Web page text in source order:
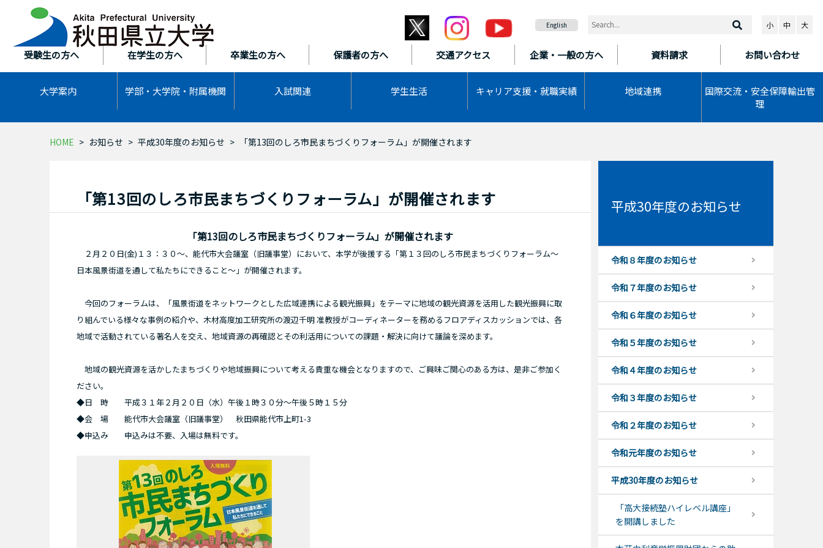
受験生の方へ 在学生の方へ 卒業生の方へ 保護者の方へ 交通アクセス 企業・一般の方へ 資料請求 お問い合わせ
大学案内 学部・大学院・ 附属機関 入試関連 学生生活 キャリア支援・ 就職実績 地域連携
国際交流・安全保障輸出管
理
English 小 中 大
HOME お知らせ 平成30年度のお知らせ 「第13回のしろ市民まちづくりフォーラム」が開催されます
「第13回のしろ市民まちづくりフォーラム」が開催されます
「第13回のしろ市民まちづくりフォーラム」が開催されます
２月２０日(金)１３：３０～、能代市大会議室（旧議事堂）において、本学が後援する「第１３回のしろ市民まちづくりフォーラム～
日本風景街道を通して私たちにできること～」が開催されます。
今回のフォーラムは、「風景街道をネットワークとした広域連携による観光振興」をテーマに地域の観光資源を活用した観光振興に取
り組んでいる様々な事例の紹介や、木材高度加工研究所の渡辺千明 准教授がコーディネーターを務めるフロアディスカッションでは、各
地域で活動されている著名人を交え、地域資源の再確認とその利活用についての課題・解決に向けて議論を深めます。
地域の観光資源を活かしたまちづくりや地域振興について考える貴重な機会となりますので、ご興味ご関心のある方は、是非ご参加く
ださい。
◆日 時 平成３１年２月２０日（水）午後１時３０分～午後５時１５分
◆会 場 能代市大会議室（旧議事堂） 秋田県能代市上町1-3
◆申込み 申込みは不要、入場は無料です。
平成30年度のお知らせ
令和８年度のお知らせ
令和７年度のお知らせ
令和６年度のお知らせ
令和５年度のお知らせ
令和４年度のお知らせ
令和３年度のお知らせ
令和２年度のお知らせ
令和元年度のお知らせ
平成30年度のお知らせ
「高大接続塾ハイレベル講座」
を開講しました